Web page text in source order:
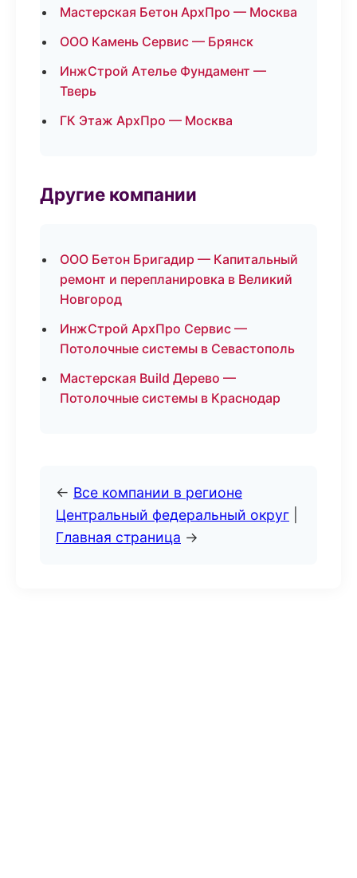
Мастерская Бетон АрхПро — Москва
ООО Камень Сервис — Брянск
ИнжСтрой Ателье Фундамент —
Тверь
ГК Этаж АрхПро — Москва
Другие компании
ООО Бетон Бригадир — Капитальный
ремонт и перепланировка в Великий
Новгород
ИнжСтрой АрхПро Сервис —
Потолочные системы в Севастополь
Мастерская Build Дерево —
Потолочные системы в Краснодар
← Все компании в регионе
Центральный федеральный округ
Главная страница →